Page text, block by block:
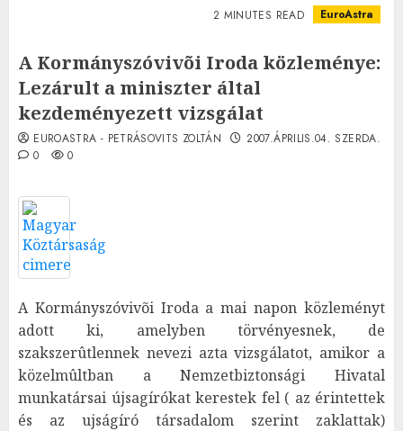
2 MINUTES READ EuroAstra
A Kormányszóvivõi Iroda közleménye:
Lezárult a miniszter által
kezdeményezett vizsgálat
EUROASTRA - PETRÁSOVITS ZOLTÁN
2007.ÁPRILIS.04. SZERDA.
0
0
A Kormányszóvivõi Iroda a mai napon közleményt
adott ki, amelyben törvényesnek, de
szakszerûtlennek nevezi azta vizsgálatot, amikor a
közelmûltban a Nemzetbiztonsági Hivatal
munkatársai újsagírókat kerestek fel ( az érintettek
és az ujságíró társadalom szerint zaklattak)